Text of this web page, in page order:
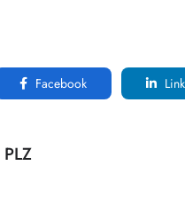
Facebook